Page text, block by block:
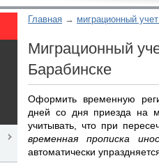
Главная миграционный
Миграционный
Барабинске
Оформить временную
дней со дня приезда на
учитывать, что при
временная прописка
автоматически